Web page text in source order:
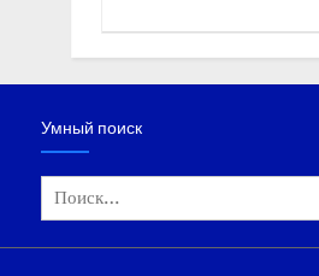
Умный поиск
Найти: